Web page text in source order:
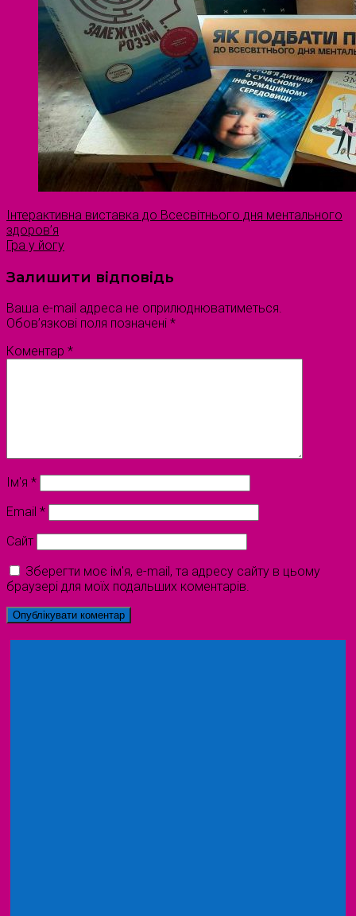
Інтерактивна виставка до Всесвітнього дня ментального
здоров’я
Гра у йогу
Залишити відповідь
Ваша e-mail адреса не оприлюднюватиметься.
Обов’язкові поля позначені *
Коментар *
Ім'я *
Email *
Сайт
Зберегти моє ім'я, e-mail, та адресу сайту в цьому
браузері для моїх подальших коментарів.